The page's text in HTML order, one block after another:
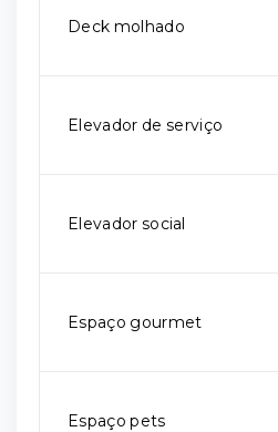
Deck molhado
Elevador de serviço
Elevador social
Espaço gourmet
Espaço pets